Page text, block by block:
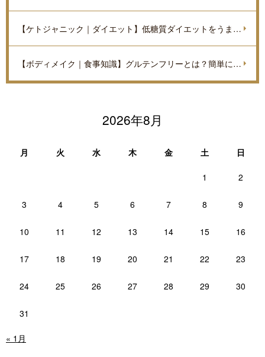
【ケトジャニック｜ダイエット】低糖質ダイエットをうまく進めていくポイントを解説
【ボディメイク｜食事知識】グルテンフリーとは？簡単に解説
2026年8月
月 火 水 木 金 土 日
1 2
3 4 5 6 7 8 9
10 11 12 13 14 15 16
17 18 19 20 21 22 23
24 25 26 27 28 29 30
31
« 1月